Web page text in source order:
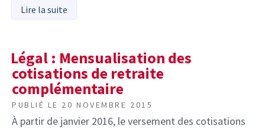
Lire la suite
Légal : Mensualisation des
cotisations de retraite
complémentaire
PUBLIÉ LE 20 NOVEMBRE 2015
À partir de janvier 2016, le versement des cotisations